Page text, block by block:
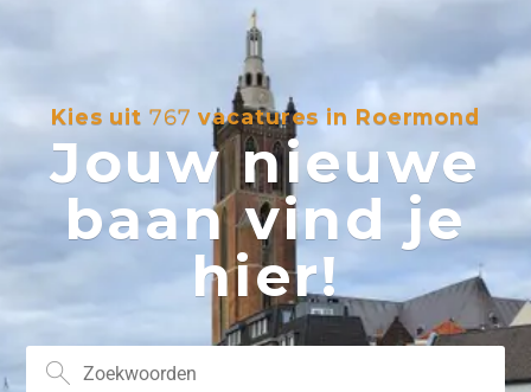
Kies uit 767 vacatures in Roermond
Jouw nieuwe
baan vind je
hier!